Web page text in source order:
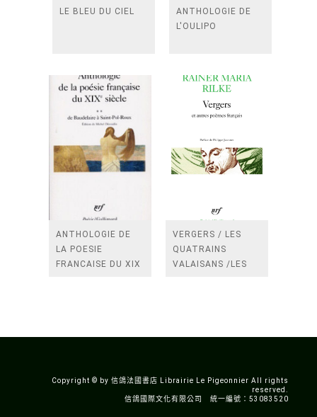
LE BLEU DU CIEL
ANTHOLOGIE DE
L'OULIPO
ANTHOLOGIE DE
LA POESIE
FRANCAISE DU XIX
VERGERS / LES
QUATRAINS
VALAISANS /LES
Copyright © by 信鴿法國書店 Librairie Le Pigeonnier All rights
reserved.
信鴿國際文化有限公司 統一編號：53083520